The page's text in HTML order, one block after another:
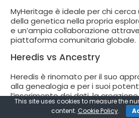
MyHeritage è ideale per chi cerca
della genetica nella propria
e un’ampia collaborazione
piattaforma comunitaria globale.
Heredis vs Ancestry
Heredis è rinomato per il suo
alla genealogia e per i suoi
l’inserimento dei dati, la
genealogici personalizzati e
rapporti dettagliati. È
This site uses cookies to measure the
content. Cookie Policy.